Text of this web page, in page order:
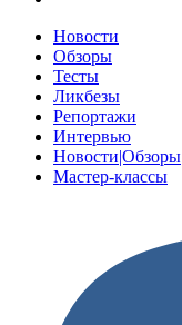
Новости
Обзоры
Тесты
Ликбезы
Репортажи
Интервью
Новости|Обзоры
Мастер-классы